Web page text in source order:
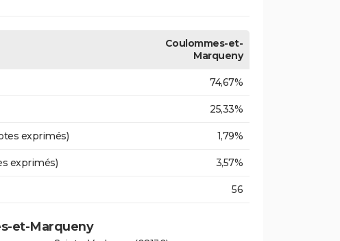
Coulommes-et-
Marqueny
74,67%
25,33%
exprimés) 1,79%
exprimés) 3,57%
56
et-Marqueny